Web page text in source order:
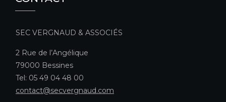
SEC VERGNAUD & ASSOCIÉS
2 Rue de l’Angélique
79000 Bessines
Tel: 05 49 04 48 00
contact@secvergnaud.com